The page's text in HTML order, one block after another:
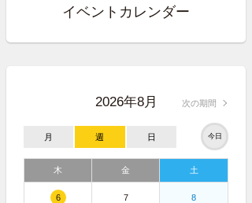
イベントカレンダー
2026年8月 次の期間
月 週 日 今日
木 金 土
6 7 8